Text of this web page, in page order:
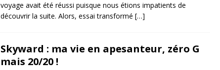
voyage avait été réussi puisque nous étions impatients de
découvrir la suite. Alors, essai transformé […]
Skyward : ma vie en apesanteur, zéro G
mais 20/20 !